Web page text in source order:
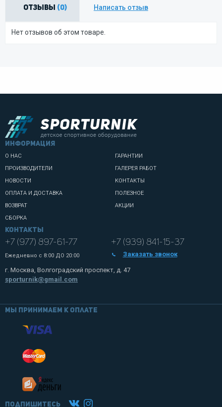
Отзывы (0) Написать отзыв
Нет отзывов об этом товаре.
информация
О НАС
ПРОИЗВОДИТЕЛИ
НОВОСТИ
ОПЛАТА И ДОСТАВКА
ВОЗВРАТ
СБОРКА
ГАРАНТИИ
ГАЛЕРЕЯ РАБОТ
КОНТАКТЫ
ПОЛЕЗНОЕ
АКЦИИ
Контакты
+7 (977) 897-61-77
Ежедневно с 8:00 ДО 20:00
+7 (939) 841-15-37
Заказать звонок
г. Москва, Волгоградский проспект, д. 47
sporturnik@gmail.com
Мы принимаем к оплате
Подпишитесь